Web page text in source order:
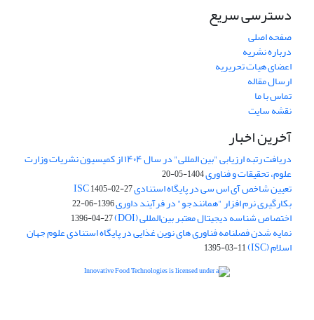
دسترسی سریع
صفحه اصلی
درباره نشریه
اعضای هیات تحریریه
ارسال مقاله
تماس با ما
نقشه سایت
آخرین اخبار
دریافت رتبه ارزیابی "بین المللی" در سال ۱۴۰۴ از کمیسیون نشریات وزارت
علوم، تحقیقات و فناوری1404-05-20
تعیین شاخص آی اس سی در پایگاه استنادی ISC1405-02-27
بکارگیری نرم افزار "همانندجو" در فرآیند داوری1396-06-22
اختصاص شناسه دیجیتال معتبر بین‌المللی (DOI) 1396-04-27
نمایه شدن فصلنامه فناوری های نوین غذایی در پایگاه استنادی علوم جهان
اسلام (ISC) 1395-03-11